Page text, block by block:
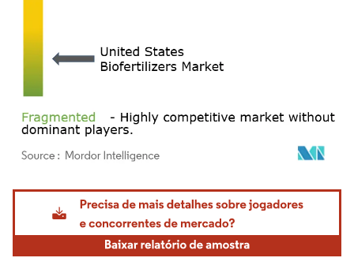
Imagem © Mordor Intelligence. O reuso requer atribuição conforme CC BY 4.0.